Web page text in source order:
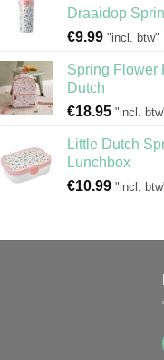
Draaidop
€9.99 "incl. btw"
Spring Flower
Dutch
€18.95 "incl.
Little Dutch
Lunchbox
€10.99 "incl.